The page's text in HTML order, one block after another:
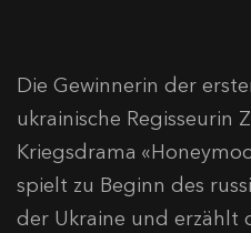
Die Gewinnerin der
ukrainische Regisseurin
Kriegsdrama
spielt zu Beginn des
der Ukraine und erzählt